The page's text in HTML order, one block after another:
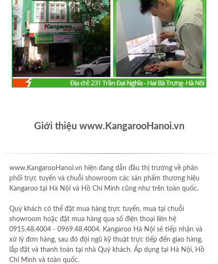
Giới thiệu www.KangarooHanoi.vn
www.KangarooHanoi.vn hiện đang dẫn đầu thị trường về phân
phối trực tuyến và chuỗi showroom các sản phẩm thương hiệu
Kangaroo tại Hà Nội và Hồ Chí Minh cũng như trên toàn quốc.
Quý khách có thể đặt mua hàng trực tuyến, mua tại chuỗi
showroom hoặc đặt mua hàng qua số điện thoại liên hệ
0915.48.4004 - 0969.48.4004. Kangaroo Hà Nội sẽ tiếp nhận và
xử lý đơn hàng, sau đó đội ngũ kỹ thuật trực tiếp đến giao hàng,
lắp đặt và thanh toán tại nhà Quý khách. Áp dụng tại Hà Nội, Hồ
Chí Minh và toàn quốc.